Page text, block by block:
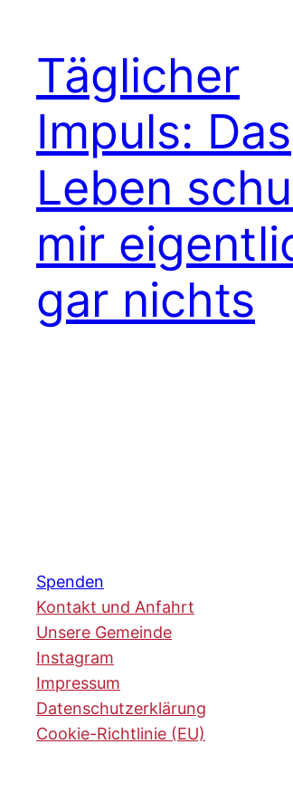
Täglicher
Impuls: Das
Leben
mir
gar nichts
Spenden
Kontakt und Anfahrt
Unsere Gemeinde
Instagram
Impressum
Datenschutzerklärung
Cookie-Richtlinie (EU)